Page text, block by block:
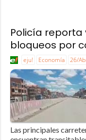
Policía
bloqueos por
eju! Economía 26/
Las principales